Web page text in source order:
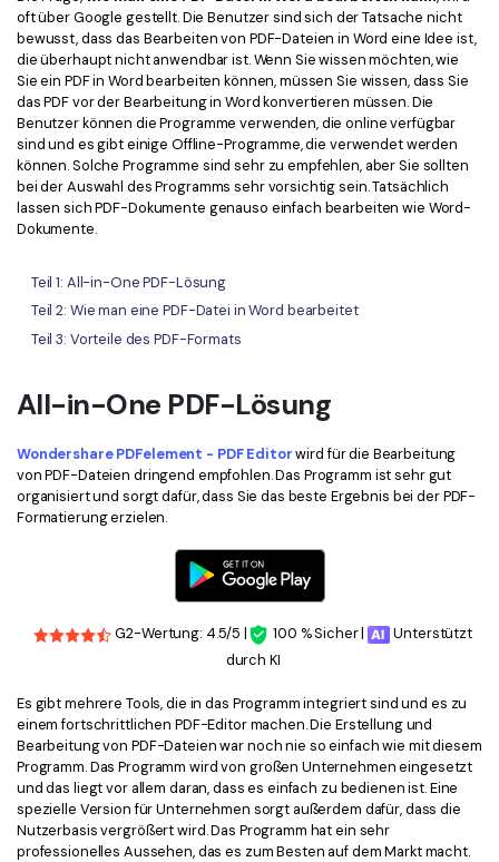
PDF OCR
PDF-Daten extrahieren
PDF freigeben
eSign PDFs rechtmäßig Neu
Branchen
Bildung
IT-Dienstleistung
Rechtliches
Finanzen
Veröffentlichung
Freiberufler
Alle PDF-Funktionen
Kontakt zum Support
Was ist NEU
Benutzerhandbuch
PDFelement für Windows
PDFelement für Mac
PDFelement für iOS
Mehr erfahren
Bewertungen
Kostenlose PDF-Vorlagen
Bearbeiten, Drucken und Anpassen von kostenlosen Vorlagen.
PDF-Wissen
PDF-bezogene Informationen, die Sie benötigen.
Download-Zentrum
Laden Sie die leistungsstärksten und einfachsten PDF-Tools
oft über Google gestellt. Die Benutzer sind sich der Tatsache nicht
bewusst, dass das Bearbeiten von PDF-Dateien in Word eine Idee ist,
die überhaupt nicht anwendbar ist. Wenn Sie wissen möchten, wie
Sie ein PDF in Word bearbeiten können, müssen Sie wissen, dass Sie
das PDF vor der Bearbeitung in Word konvertieren müssen. Die
Benutzer können die Programme verwenden, die online verfügbar
sind und es gibt einige Offline-Programme, die verwendet werden
können. Solche Programme sind sehr zu empfehlen, aber Sie sollten
bei der Auswahl des Programms sehr vorsichtig sein. Tatsächlich
lassen sich PDF-Dokumente genauso einfach bearbeiten wie Word-
Dokumente.
Teil 1: All-in-One PDF-Lösung
Teil 2: Wie man eine PDF-Datei in Word bearbeitet
Teil 3: Vorteile des PDF-Formats
All-in-One PDF-Lösung
Wondershare PDFelement - PDF Editorwird für die Bearbeitung
von PDF-Dateien dringend empfohlen. Das Programm ist sehr gut
organisiert und sorgt dafür, dass Sie das beste Ergebnis bei der PDF-
Formatierung erzielen.
G2-Wertung: 4.5/5 | 100 % Sicher |
Unterstützt
durch KI
Es gibt mehrere Tools, die in das Programm integriert sind und es zu
einem fortschrittlichen PDF-Editor machen. Die Erstellung und
Bearbeitung von PDF-Dateien war noch nie so einfach wie mit diesem
Programm. Das Programm wird von großen Unternehmen eingesetzt
und das liegt vor allem daran, dass es einfach zu bedienen ist. Eine
spezielle Version für Unternehmen sorgt außerdem dafür, dass die
Nutzerbasis vergrößert wird. Das Programm hat ein sehr
professionelles Aussehen, das es zum Besten auf dem Markt macht.